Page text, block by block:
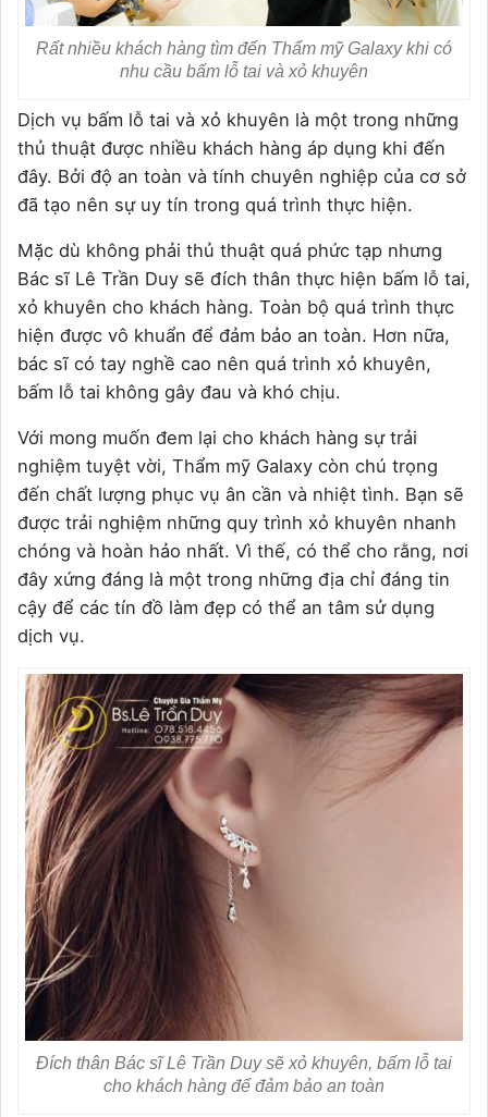
Rất nhiều khách hàng tìm đến Thẩm mỹ Galaxy khi có
nhu cầu bấm lỗ tai và xỏ khuyên
Dịch vụ bấm lỗ tai và xỏ khuyên là một trong những
thủ thuật được nhiều khách hàng áp dụng khi đến
đây. Bởi độ an toàn và tính chuyên nghiệp của cơ sở
đã tạo nên sự uy tín trong quá trình thực hiện.
Mặc dù không phải thủ thuật quá phức tạp nhưng
Bác sĩ Lê Trần Duy sẽ đích thân thực hiện bấm lỗ tai,
xỏ khuyên cho khách hàng. Toàn bộ quá trình thực
hiện được vô khuẩn để đảm bảo an toàn. Hơn nữa,
bác sĩ có tay nghề cao nên quá trình xỏ khuyên,
bấm lỗ tai không gây đau và khó chịu.
Với mong muốn đem lại cho khách hàng sự trải
nghiệm tuyệt vời, Thẩm mỹ Galaxy còn chú trọng
đến chất lượng phục vụ ân cần và nhiệt tình. Bạn sẽ
được trải nghiệm những quy trình xỏ khuyên nhanh
chóng và hoàn hảo nhất. Vì thế, có thể cho rằng, nơi
đây xứng đáng là một trong những địa chỉ đáng tin
cậy để các tín đồ làm đẹp có thể an tâm sử dụng
dịch vụ.
Đích thân Bác sĩ Lê Trần Duy sẽ xỏ khuyên, bấm lỗ tai
cho khách hàng để đảm bảo an toàn